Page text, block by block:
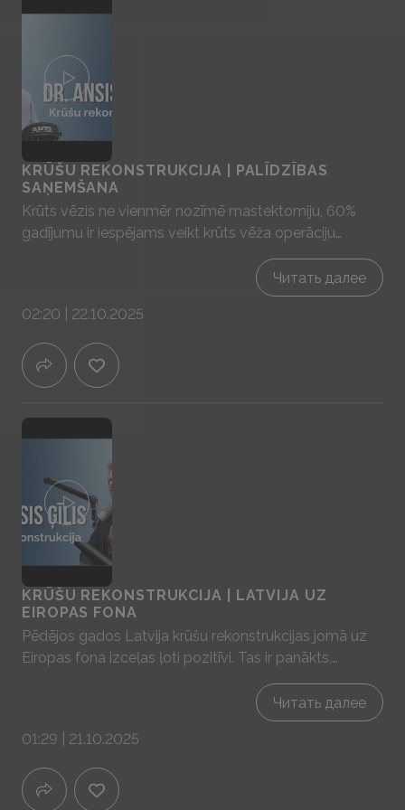
KRŪŠU REKONSTRUKCIJA | PALĪDZĪBAS
SAŅEMŠANA
Krūts vēzis ne vienmēr nozīmē mastektomiju, 60%
gadījumu ir iespējams veikt krūts vēža operāciju
saudzējot krūti. Pacientēm kurām ir veikta
mastektomija ar valsts programmu ir iespējams veikt
krūšu rekonstrukciju. Šogad ir plānots, ka ar valsts
programmas atbalstu tiks veiktas nedaudz zem 400
krūšu rekonstrukcijas operācijām.
Читать далее
02:20 | 22.10.2025
KRŪŠU REKONSTRUKCIJA | LATVIJA UZ
EIROPAS FONA
Pēdējos gados Latvija krūšu rekonstrukcijas jomā uz
Eiropas fona izceļas ļoti pozitīvi. Tas ir panākts,
pateicoties valsts programmas izstrādei, labāko
tehnoloģiju un kvalitatīvu materiālu pieejamībai lielajās
slimnīcās. Šādi rezultāti ir arī pateicoties ārstiem ar lielu
pieredzi, gan rekonstruktīvajā, gan estētiskajā ķirurģijā,
tas spēj nodrošināt ne tikai lieliskus operācijas
rezultātus, bet arī veicina krūts vēža zinātnisko
Читать далее
01:29 | 21.10.2025